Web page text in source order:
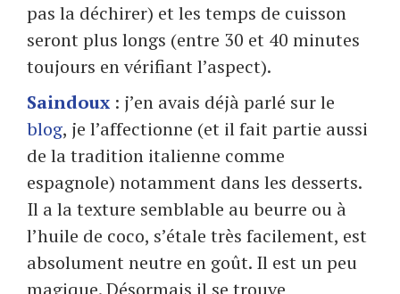
pas la déchirer) et les temps de cuisson
seront plus longs (entre 30 et 40 minutes
toujours en vérifiant l’aspect).
Saindoux : j’en avais déjà parlé sur le
blog, je l’affectionne (et il fait partie aussi
de la tradition italienne comme
espagnole) notamment dans les desserts.
Il a la texture semblable au beurre ou à
l’huile de coco, s’étale très facilement, est
absolument neutre en goût. Il est un peu